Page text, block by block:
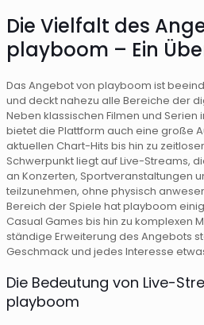
Die Vielfalt des
playboom – Ein
Das Angebot von playboom ist
und deckt nahezu alle Bereiche der
Neben klassischen Filmen und
bietet die Plattform auch eine große
aktuellen Chart-Hits bis hin zu
Schwerpunkt liegt auf Live-Streams,
an Konzerten, Sportveranstaltungen
teilzunehmen, ohne physisch
Bereich der Spiele hat playboom
Casual Games bis hin zu komplexen
ständige Erweiterung des Angebots
Geschmack und jedes Interesse
Die Bedeutung von Live-
playboom